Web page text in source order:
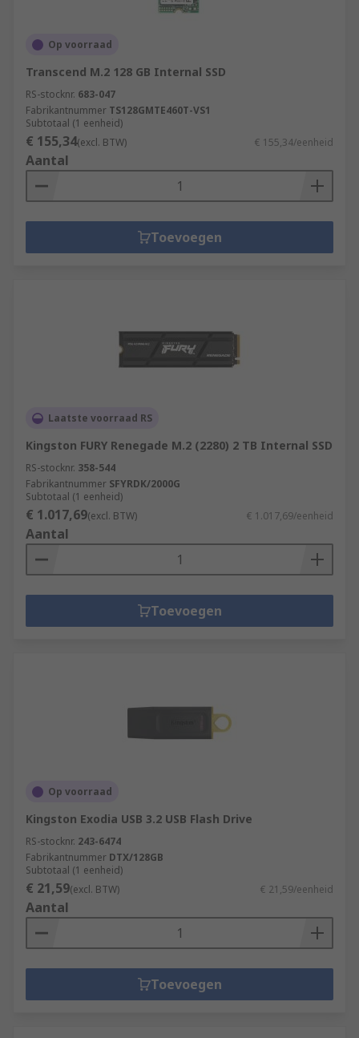
Op voorraad
Transcend M.2 128 GB Internal SSD
RS-stocknr. 683-047
Fabrikantnummer TS128GMTE460T-VS1
Subtotaal (1 eenheid)
€ 155,34(excl. BTW) € 155,34/eenheid
Aantal
Toevoegen
Laatste voorraad RS
Kingston FURY Renegade M.2 (2280) 2 TB Internal SSD
RS-stocknr. 358-544
Fabrikantnummer SFYRDK/2000G
Subtotaal (1 eenheid)
€ 1.017,69(excl. BTW) € 1.017,69/eenheid
Aantal
Toevoegen
Op voorraad
Kingston Exodia USB 3.2 USB Flash Drive
RS-stocknr. 243-6474
Fabrikantnummer DTX/128GB
Subtotaal (1 eenheid)
€ 21,59(excl. BTW) € 21,59/eenheid
Aantal
Toevoegen